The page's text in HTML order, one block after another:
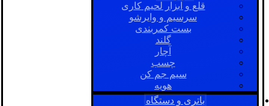
قلع و ابزار لحیم کاری
سرسیم و وایرشو
بست کمربندی
گلند
آچار
چسب
سیم جم کن
هویه
باتری و دستگاه